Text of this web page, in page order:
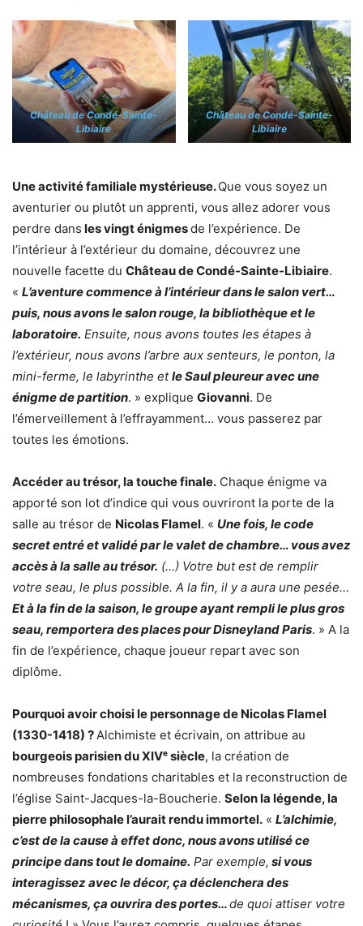
Château de Condé-Sainte-
Libiaire
Château de Condé-Sainte-
Libiaire
Une activité familiale mystérieuse.Que vous soyez un
aventurier ou plutôt un apprenti, vous allez adorer vous
perdre dans les vingt énigmesde l’expérience. De
l’intérieur à l’extérieur du domaine, découvrez une
nouvelle facette du Château de Condé-Sainte-Libiaire.
« L’aventure commence à l’intérieur dans le salon vert…
puis, nous avons le salon rouge, la bibliothèque et le
laboratoire. Ensuite, nous avons toutes les étapes à
l’extérieur, nous avons l’arbre aux senteurs, le ponton, la
mini-ferme, le labyrinthe etle Saul pleureur avec une
énigme de partition. » explique Giovanni. De
l’émerveillement à l’effrayamment… vous passerez par
toutes les émotions.
Accéder au trésor, la touche finale. Chaque énigme va
apporté son lot d’indice qui vous ouvriront la porte de la
salle au trésor de Nicolas Flamel. « Une fois, le code
secret entré et validé par le valet de chambre… vous avez
accès à la salle au trésor. (…) Votre but est de remplir
votre seau, le plus possible. A la fin, il y a aura une pesée…
Et à la fin de la saison, le groupe ayant rempli le plus gros
seau, remportera des places pour Disneyland Paris. » A la
fin de l’expérience, chaque joueur repart avec son
diplôme.
Pourquoi avoir choisi le personnage de Nicolas Flamel
(1330-1418) ?Alchimiste et écrivain, on attribue au
bourgeois parisien du XIVᵉ siècle, la création de
nombreuses fondations charitables et la reconstruction de
l’église Saint-Jacques-la-Boucherie. Selon la légende, la
pierre philosophale l’aurait rendu immortel. « L’alchimie,
c’est de la cause à effet donc, nous avons utilisé ce
principe dans tout le domaine. Par exemple, si vous
interagissez avec le décor, ça déclenchera des
mécanismes, ça ouvrira des portes…de quoi attiser votre